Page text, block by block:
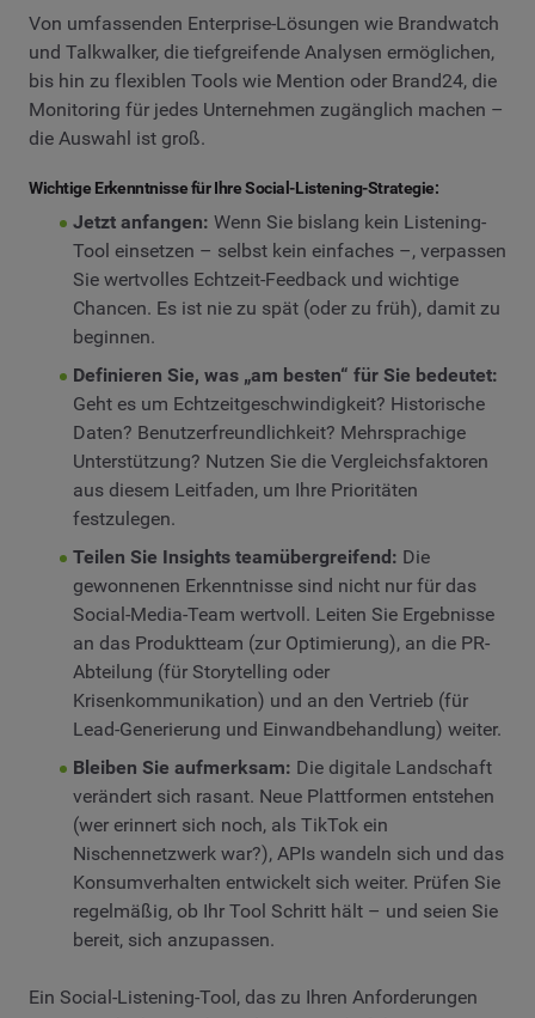
Von umfassenden Enterprise-Lösungen wie Brandwatch
und Talkwalker, die tiefgreifende Analysen ermöglichen,
bis hin zu flexiblen Tools wie Mention oder Brand24, die
Monitoring für jedes Unternehmen zugänglich machen –
die Auswahl ist groß.
Wichtige Erkenntnisse für Ihre Social-Listening-Strategie:
Jetzt anfangen: Wenn Sie bislang kein Listening-
Tool einsetzen – selbst kein einfaches –, verpassen
Sie wertvolles Echtzeit-Feedback und wichtige
Chancen. Es ist nie zu spät (oder zu früh), damit zu
beginnen.
Definieren Sie, was „am besten“ für Sie bedeutet:
Geht es um Echtzeitgeschwindigkeit? Historische
Daten? Benutzerfreundlichkeit? Mehrsprachige
Unterstützung? Nutzen Sie die Vergleichsfaktoren
aus diesem Leitfaden, um Ihre Prioritäten
festzulegen.
Teilen Sie Insights teamübergreifend: Die
gewonnenen Erkenntnisse sind nicht nur für das
Social-Media-Team wertvoll. Leiten Sie Ergebnisse
an das Produktteam (zur Optimierung), an die PR-
Abteilung (für Storytelling oder
Krisenkommunikation) und an den Vertrieb (für
Lead-Generierung und Einwandbehandlung) weiter.
Bleiben Sie aufmerksam: Die digitale Landschaft
verändert sich rasant. Neue Plattformen entstehen
(wer erinnert sich noch, als TikTok ein
Nischennetzwerk war?), APIs wandeln sich und das
Konsumverhalten entwickelt sich weiter. Prüfen Sie
regelmäßig, ob Ihr Tool Schritt hält – und seien Sie
bereit, sich anzupassen.
Ein Social-Listening-Tool, das zu Ihren Anforderungen